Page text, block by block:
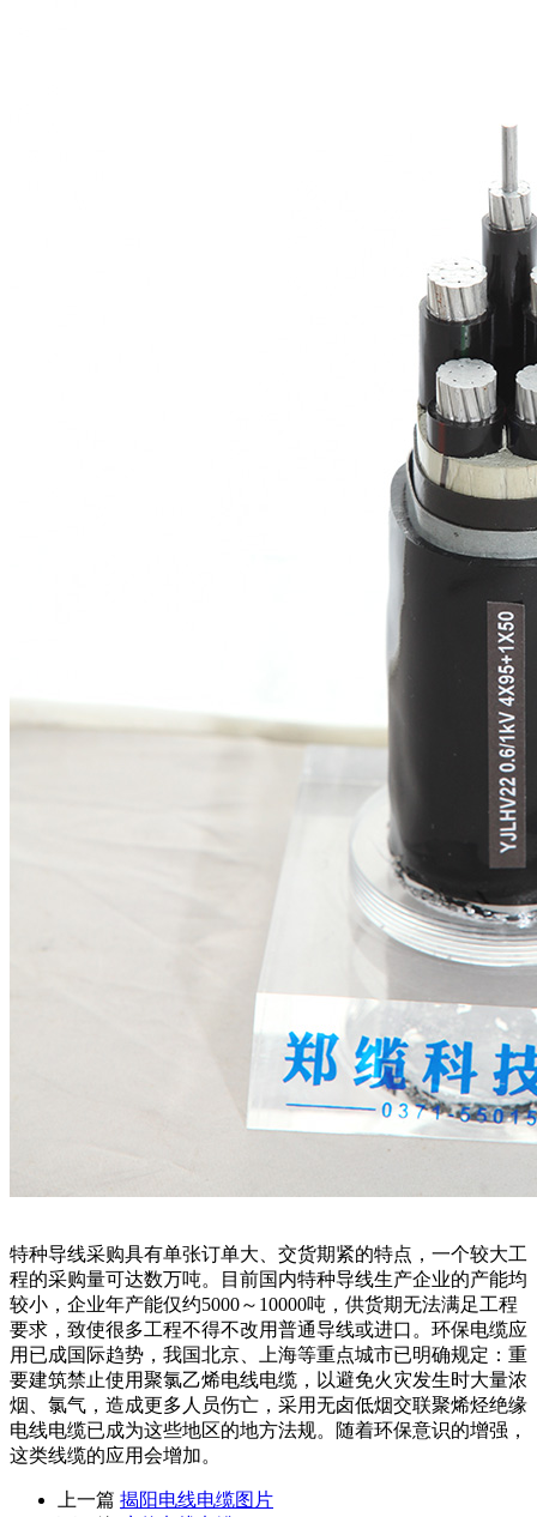
特种导线采购具有单张订单大、交货期紧的特点，一个较大工
程的采购量可达数万吨。目前国内特种导线生产企业的产能均
较小，企业年产能仅约5000～10000吨，供货期无法满足工程
要求，致使很多工程不得不改用普通导线或进口。环保电缆应
用已成国际趋势，我国北京、上海等重点城市已明确规定：重
要建筑禁止使用聚氯乙烯电线电缆，以避免火灾发生时大量浓
烟、氯气，造成更多人员伤亡，采用无卤低烟交联聚烯烃绝缘
电线电缆已成为这些地区的地方法规。随着环保意识的增强，
这类线缆的应用会增加。
上一篇 揭阳电线电缆图片